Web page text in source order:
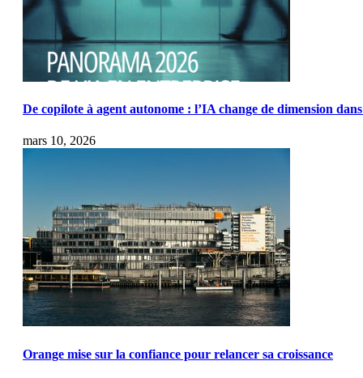
De copilote à agent autonome : l’IA change de dimension
mars 10, 2026
Orange mise sur la confiance pour relancer sa croissance